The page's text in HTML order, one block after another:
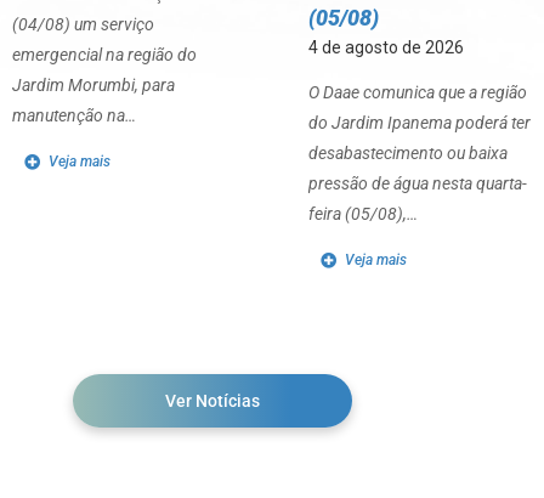
(04/08) um serviço
emergencial na região do
Jardim Morumbi, para
manutenção na…
Veja mais
(05/08)
4 de agosto de 2026
O Daae comunica que a região
do Jardim Ipanema poderá ter
desabastecimento ou baixa
pressão de água nesta quarta-
feira (05/08),…
Veja mais
Ver Notícias